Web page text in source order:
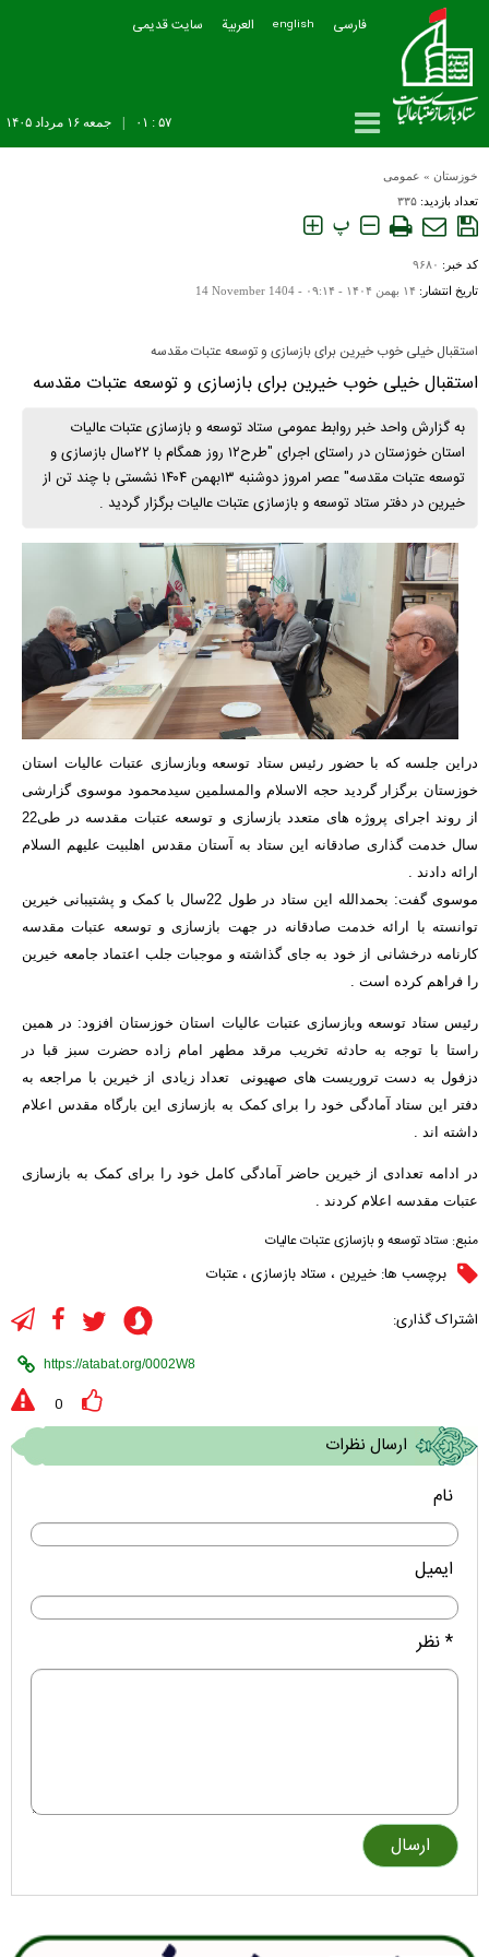
فارسی english العربیة سایت قدیمی
جمعه ۱۶ مرداد ۱۴۰۵ ۵۷ : ۰۱
خوزستان » عمومی
تعداد بازدید: ۳۳۵
پ
کد خبر: ۹۶۸۰
تاریخ انتشار: ۱۴ بهمن ۱۴۰۴ - ۰۹:۱۴ - 14 November 1404
استقبال خیلی خوب خیرین برای بازسازی و توسعه عتبات مقدسه
استقبال خیلی خوب خیرین برای بازسازی و توسعه عتبات مقدسه
به گزارش واحد خبر روابط عمومی ستاد توسعه و بازسازی عتبات عالیات
استان خوزستان در راستای اجرای "طرح۱۲ روز همگام با ۲۲سال بازسازی و
توسعه عتبات مقدسه" عصر امروز دوشنبه ۱۳بهمن ۱۴۰۴ نشستی با چند تن از
خیرین در دفتر ستاد توسعه و بازسازی عتبات عالیات برگزار گردید .
دراین جلسه که با حضور رئیس ستاد توسعه وبازسازی عتبات عالیات استان
خوزستان برگزار گردید حجه الاسلام والمسلمین سیدمحمود موسوی گزارشی
از روند اجرای پروژه های متعدد بازسازی و توسعه عتبات مقدسه در طی22
سال خدمت گذاری صادقانه این ستاد به آستان مقدس اهلبیت علیهم السلام
ارائه دادند .
موسوی گفت: بحمدالله این ستاد در طول 22سال با کمک و پشتیبانی خیرین
توانسته با ارائه خدمت صادقانه در جهت بازسازی و توسعه عتبات مقدسه
کارنامه درخشانی از خود به جای گذاشته و موجبات جلب اعتماد جامعه خیرین
را فراهم کرده است .
رئیس ستاد توسعه وبازسازی عتبات عالیات استان خوزستان افزود: در همین
راستا با توجه به حادثه تخریب مرقد مطهر امام زاده حضرت سبز قبا در
دزفول به دست تروریست های صهیونی تعداد زیادی از خیرین با مراجعه به
دفتر این ستاد آمادگی خود را برای کمک به بازسازی این بارگاه مقدس اعلام
داشته اند .
در ادامه تعدادی از خیرین حاضر آمادگی کامل خود را برای کمک به بازسازی
عتبات مقدسه اعلام کردند .
منبع: ستاد توسعه و بازسازی عتبات عالیات
برچسب ها: خیرین ، ستاد بازسازی ، عتبات
اشتراک گذاری:
0
ارسال نظرات
نام
ایمیل
* نظر